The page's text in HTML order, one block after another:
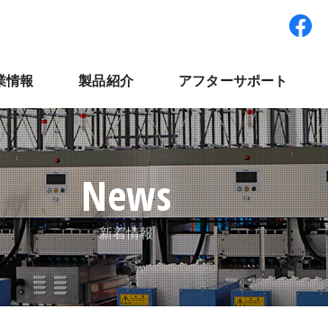
情報
拠点紹介 世界展開 ナベルネットワーク
製品紹介
検査装置 集卵装置 パレット輸送システ
アフターサポート
コラム
ルバイト採用 社員インタビュー よくある質
News
新着情報